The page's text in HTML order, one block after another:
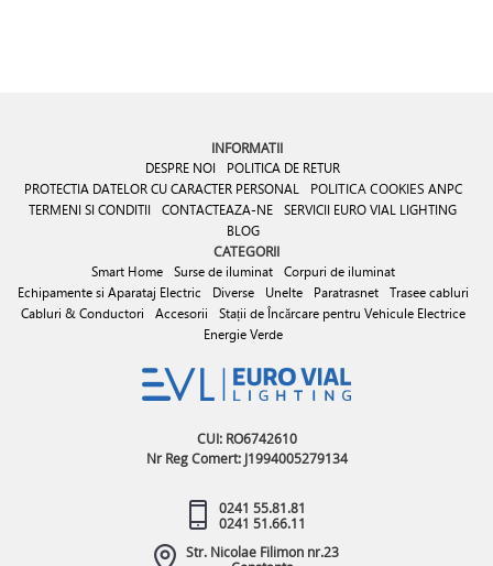
INFORMATII
DESPRE NOI
POLITICA DE RETUR
PROTECTIA DATELOR CU CARACTER PERSONAL
POLITICA COOKIES ANPC
TERMENI SI CONDITII
CONTACTEAZA-NE SERVICII EURO VIAL LIGHTING
BLOG
CATEGORII
Smart Home Surse de iluminat
Corpuri de iluminat
Echipamente si Aparataj Electric
Diverse Unelte Paratrasnet
Trasee cabluri
Cabluri & Conductori
Accesorii
Stații de Încărcare pentru Vehicule Electrice
Energie Verde
CUI: RO6742610
Nr Reg Comert: J1994005279134
0241 55.81.81
0241 51.66.11
Str. Nicolae Filimon nr.23